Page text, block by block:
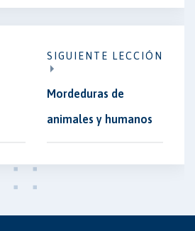
SIGUIENTE LECCIÓN
Mordeduras de
animales y humanos